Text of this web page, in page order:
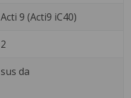
Acti 9 (Acti9 iC40)
2
sus da